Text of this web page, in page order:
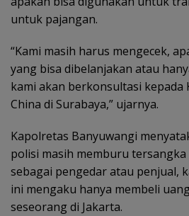
untuk pajangan.
“Kami masih harus mengecek,
yang bisa dibelanjakan atau
kami akan berkonsultasi kepada
China di Surabaya,” ujarnya.
Kapolretas Banyuwangi
polisi masih memburu
sebagai pengedar atau penjual,
ini mengaku hanya membeli
seseorang di Jakarta.